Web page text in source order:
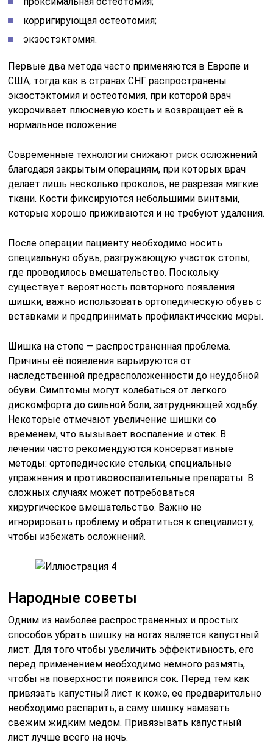
корригирующая остеотомия;
экзостэктомия.
Первые два метода часто применяются в Европе и
США, тогда как в странах СНГ распространены
экзостэктомия и остеотомия, при которой врач
укорочивает плюсневую кость и возвращает её в
нормальное положение.
Современные технологии снижают риск осложнений
благодаря закрытым операциям, при которых врач
делает лишь несколько проколов, не разрезая мягкие
ткани. Кости фиксируются небольшими винтами,
которые хорошо приживаются и не требуют удаления.
После операции пациенту необходимо носить
специальную обувь, разгружающую участок стопы,
где проводилось вмешательство. Поскольку
существует вероятность повторного появления
шишки, важно использовать ортопедическую обувь с
вставками и предпринимать профилактические меры.
Шишка на стопе — распространенная проблема.
Причины её появления варьируются от
наследственной предрасположенности до неудобной
обуви. Симптомы могут колебаться от легкого
дискомфорта до сильной боли, затрудняющей ходьбу.
Некоторые отмечают увеличение шишки со
временем, что вызывает воспаление и отек. В
лечении часто рекомендуются консервативные
методы: ортопедические стельки, специальные
упражнения и противовоспалительные препараты. В
сложных случаях может потребоваться
хирургическое вмешательство. Важно не
игнорировать проблему и обратиться к специалисту,
чтобы избежать осложнений.
Народные советы
Одним из наиболее распространенных и простых
способов убрать шишку на ногах является капустный
лист. Для того чтобы увеличить эффективность, его
перед применением необходимо немного размять,
чтобы на поверхности появился сок. Перед тем как
привязать капустный лист к коже, ее предварительно
необходимо распарить, а саму шишку намазать
свежим жидким медом. Привязывать капустный
лист лучше всего на ночь.